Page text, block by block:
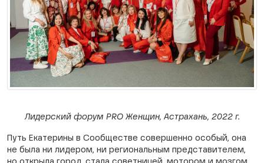
Лидерский форум PRO Женщин, Астрахань, 2022 г.
Путь Екатерины в Сообществе совершенно особый, она
не была ни лидером, ни региональным представителем,